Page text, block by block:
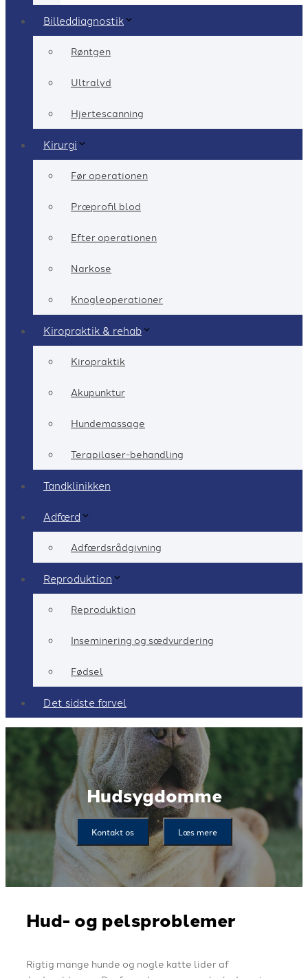
Billeddiagnostik
Røntgen
Ultralyd
Hjertescanning
Kirurgi
Før operationen
Præprofil blod
Efter operationen
Narkose
Knogleoperationer
Kiropraktik & rehab
Kiropraktik
Akupunktur
Hundemassage
Terapilaser-behandling
Tandklinikken
Adfærd
Adfærdsrådgivning
Reproduktion
Reproduktion
Inseminering og sædvurdering
Fødsel
Det sidste farvel
Hudsygdomme
Kontakt os Læs mere
Hud- og pelsproblemer
​​Rigtig mange hunde og nogle katte lider af